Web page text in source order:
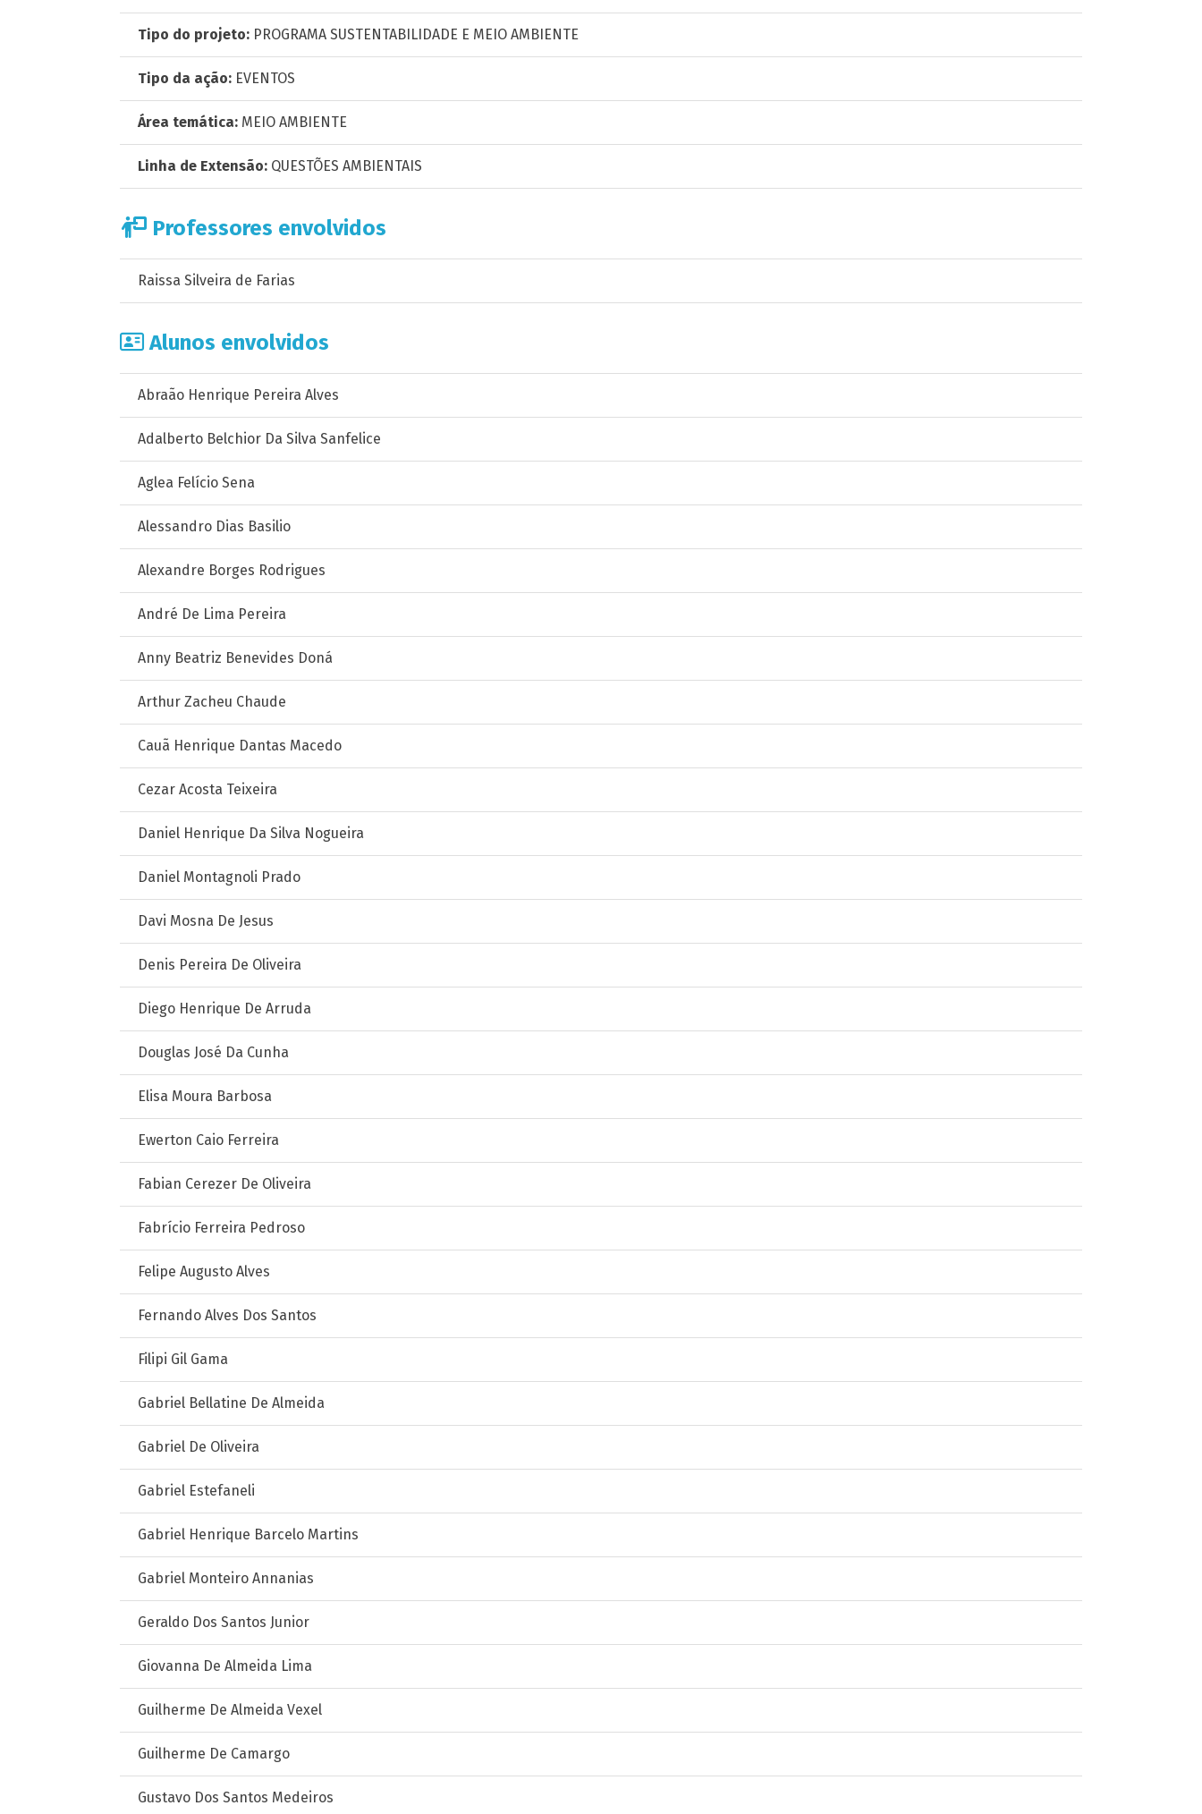
Tipo do projeto: PROGRAMA SUSTENTABILIDADE E MEIO AMBIENTE
Tipo da ação: EVENTOS
Área temática: MEIO AMBIENTE
Linha de Extensão: QUESTÕES AMBIENTAIS
Professores envolvidos
Raissa Silveira de Farias
Alunos envolvidos
Abraão Henrique Pereira Alves
Adalberto Belchior Da Silva Sanfelice
Aglea Felício Sena
Alessandro Dias Basilio
Alexandre Borges Rodrigues
André De Lima Pereira
Anny Beatriz Benevides Doná
Arthur Zacheu Chaude
Cauã Henrique Dantas Macedo
Cezar Acosta Teixeira
Daniel Henrique Da Silva Nogueira
Daniel Montagnoli Prado
Davi Mosna De Jesus
Denis Pereira De Oliveira
Diego Henrique De Arruda
Douglas José Da Cunha
Elisa Moura Barbosa
Ewerton Caio Ferreira
Fabian Cerezer De Oliveira
Fabrício Ferreira Pedroso
Felipe Augusto Alves
Fernando Alves Dos Santos
Filipi Gil Gama
Gabriel Bellatine De Almeida
Gabriel De Oliveira
Gabriel Estefaneli
Gabriel Henrique Barcelo Martins
Gabriel Monteiro Annanias
Geraldo Dos Santos Junior
Giovanna De Almeida Lima
Guilherme De Almeida Vexel
Guilherme De Camargo
Gustavo Dos Santos Medeiros